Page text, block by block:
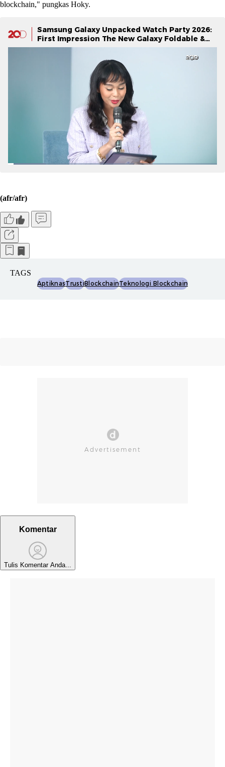
blockchain," pungkas Hoky.
Samsung Galaxy Unpacked Watch Party 2026:
First Impression The New Galaxy Foldable &
Galaxy Watch Series
(afr/afr)
TAGS
AptiknasTrustiBlockchainTeknologi Blockchain
Komentar
Tulis Komentar Anda...